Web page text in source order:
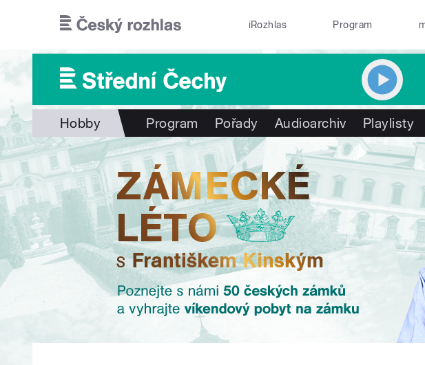
iRozhlas Program
Hobby Program Pořady Audioarchiv Playlisty